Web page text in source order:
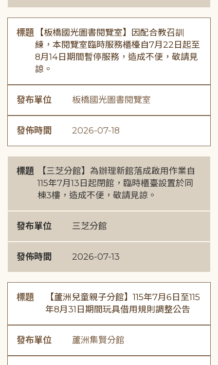
標題
【板橋國光圖書閱覽室】因配合教召訓
練，本閱覽室臨時服務櫃檯自7月22日起至
8月14日期間暫停服務，造成不便，敬請見
諒。
發布單位 板橋國光圖書閱覽室
發佈時間 2026-07-18
標題
【三芝分館】為辦理新館落成啟用作業自
115年7月13日起閉館，臨時櫃臺設置於同
棟3樓，造成不便，敬請見諒。
發布單位 三芝分館
發佈時間 2026-07-13
標題
【蘆洲兒童親子分館】115年7月6日至115
年8月31日期間玩具借用規則調整公告
發布單位 蘆洲集賢分館